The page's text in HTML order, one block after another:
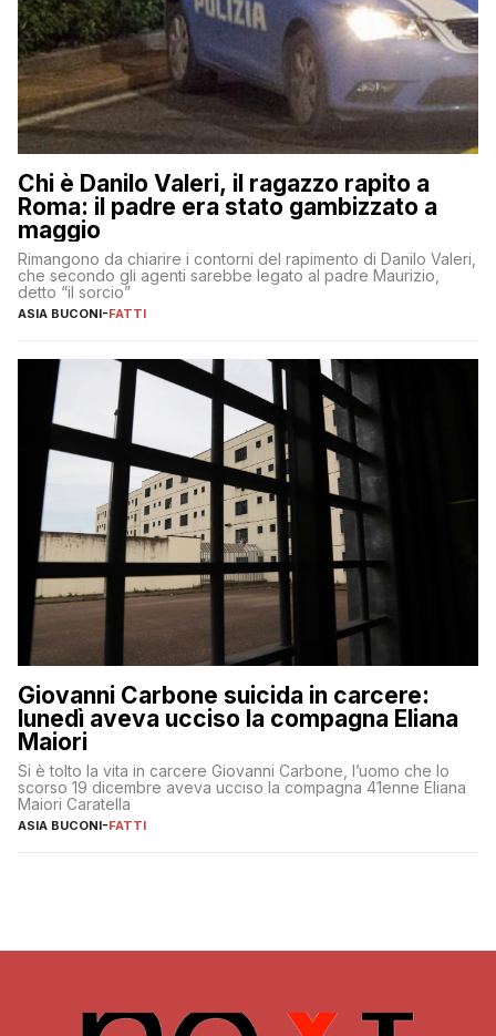
Chi è Danilo Valeri, il ragazzo rapito a
Roma: il padre era stato gambizzato a
maggio
Rimangono da chiarire i contorni del rapimento di Danilo Valeri,
che secondo gli agenti sarebbe legato al padre Maurizio,
detto “il sorcio”
ASIA BUCONI-FATTI
Giovanni Carbone suicida in carcere:
lunedì aveva ucciso la compagna Eliana
Maiori
Si è tolto la vita in carcere Giovanni Carbone, l’uomo che lo
scorso 19 dicembre aveva ucciso la compagna 41enne Eliana
Maiori Caratella
ASIA BUCONI-FATTI